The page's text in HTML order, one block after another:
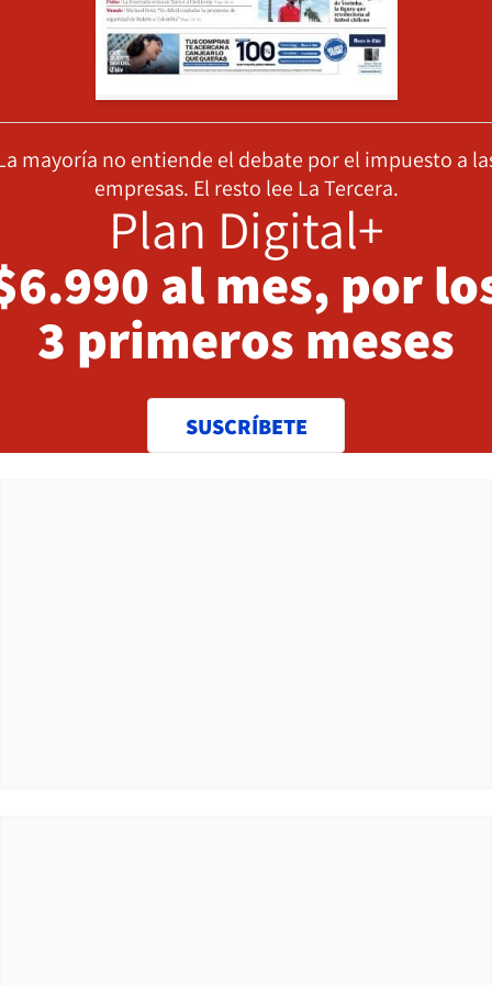
mayoría no entiende el debate por el impuesto a
empresas. El resto lee La Tercera.
Plan Digital+
al mes, por
3 primeros meses
SUSCRÍBETE